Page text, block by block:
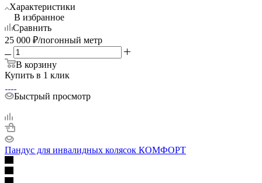
Характеристики
В избранное
Сравнить
25 000 ₽/погонный метр
В корзину
Купить в 1 клик
Быстрый просмотр
Пандус для инвалидных колясок КОМФОРТ